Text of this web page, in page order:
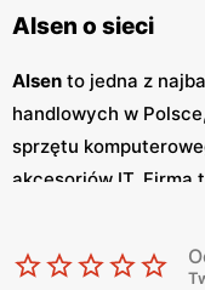
Alsen o sieci
Alsen to jedna z
handlowych w
sprzętu
akcesoriów IT. Firma
rynku, oferuje
potrzeby zarówno
przedsiębiorstw.